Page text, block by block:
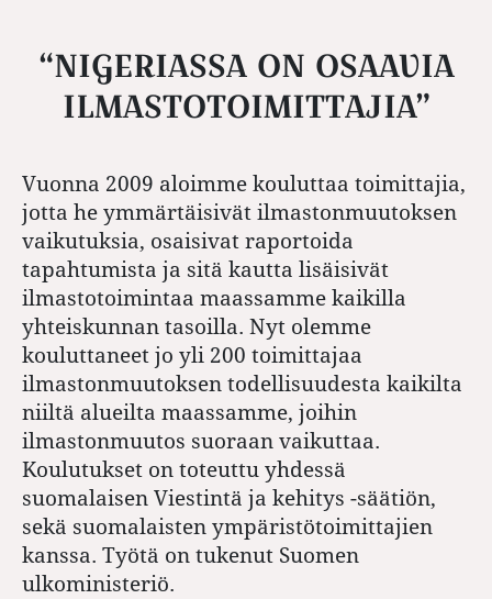
“NIGERIASSA ON OSAAVIA
ILMASTOTOIMITTAJIA”
Vuonna 2009 aloimme kouluttaa toimittajia,
jotta he ymmärtäisivät ilmastonmuutoksen
vaikutuksia, osaisivat raportoida
tapahtumista ja sitä kautta lisäisivät
ilmastotoimintaa maassamme kaikilla
yhteiskunnan tasoilla. Nyt olemme
kouluttaneet jo yli 200 toimittajaa
ilmastonmuutoksen todellisuudesta kaikilta
niiltä alueilta maassamme, joihin
ilmastonmuutos suoraan vaikuttaa.
Koulutukset on toteuttu yhdessä
suomalaisen Viestintä ja kehitys -säätiön,
sekä suomalaisten ympäristötoimittajien
kanssa. Työtä on tukenut Suomen
ulkoministeriö.